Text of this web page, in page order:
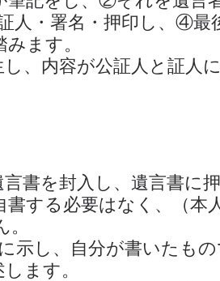
人・署名・押印し、④最
ます。
、内容が公証人と証人
書を封入し、遺言書に
する必要はなく、（本
示し、自分が書いたも
ます。